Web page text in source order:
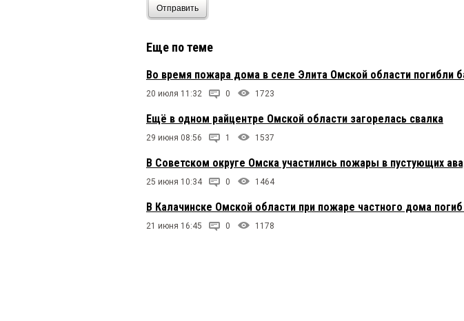
Отправить
Еще по теме
Во время пожара дома в селе Элита Омской области погибли
20 июля 11:32 0 1723
Ещё в одном райцентре Омской области загорелась свалка
29 июня 08:56 1 1537
В Советском округе Омска участились пожары в пустующих
25 июня 10:34 0 1464
В Калачинске Омской области при пожаре частного дома
21 июня 16:45 0 1178